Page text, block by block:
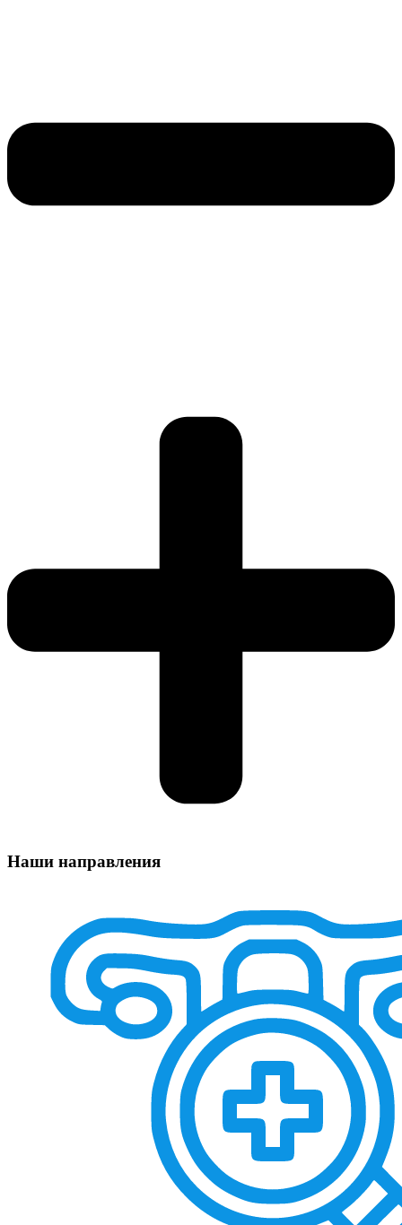
Наши направления